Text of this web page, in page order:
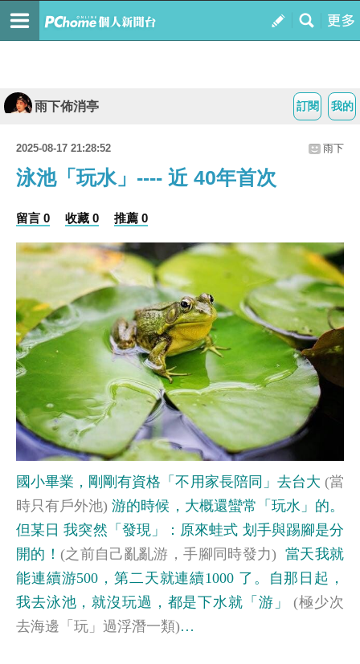
我的
訂閱
雨下佈消亭
2025-08-17 21:28:52 雨下
泳池「玩水」---- 近 40年首次
留言 0 收藏 0 推薦 0
國小畢業，剛剛有資格「不用家長陪同」去台大 (當
時只有戶外池)游的時候，大概還蠻常「玩水」的。
但某日 我突然「發現」：原來蛙式 划手與踢腳是分
開的！ (之前自己亂亂游，手腳同時發力) 當天我就
能連續游500 ，第二天就連續1000 了。自那日起，
我去泳池，就沒玩過，都是下水就「游」
(極少次
去海邊「玩」過浮潛一類)…